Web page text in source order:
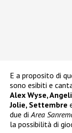
E a proposito di
sono esibiti e
Alex Wyse,
Jolie, Settembre
due diArea
la possibilità di